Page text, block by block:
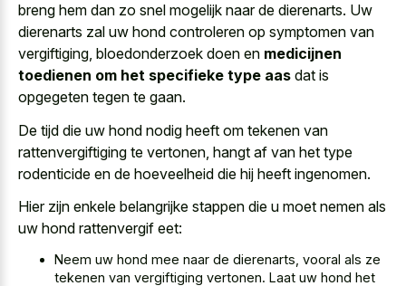
breng hem dan zo snel mogelijk naar de dierenarts. Uw
dierenarts zal uw hond controleren op symptomen van
vergiftiging, bloedonderzoek doen en medicijnen
toedienen om het specifieke type aas dat is
opgegeten tegen te gaan.
De tijd die uw hond nodig heeft om tekenen van
rattenvergiftiging te vertonen, hangt af van het type
rodenticide en de hoeveelheid die hij heeft ingenomen.
Hier zijn enkele belangrijke stappen die u moet nemen als
uw hond rattenvergif eet:
Neem uw hond mee naar de dierenarts, vooral als ze
tekenen van vergiftiging vertonen. Laat uw hond het